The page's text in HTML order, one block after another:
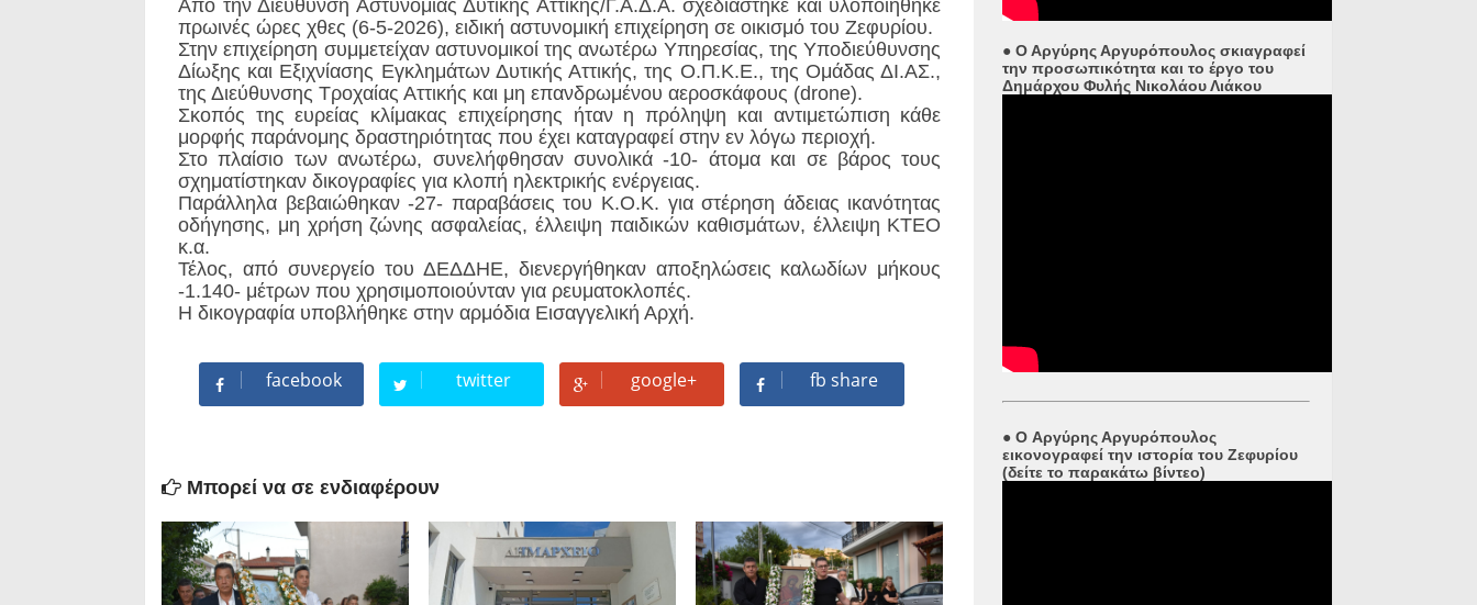
Από την Διεύθυνση Αστυνομίας Δυτικής Αττικής/Γ.Α.Δ.Α. σχεδιάστηκε και υλοποιήθηκε
πρωινές ώρες χθες (6-5-2026), ειδική αστυνομική επιχείρηση σε οικισμό του Ζεφυρίου.
Στην επιχείρηση συμμετείχαν αστυνομικοί της ανωτέρω Υπηρεσίας, της Υποδιεύθυνσης
Δίωξης και Εξιχνίασης Εγκλημάτων Δυτικής Αττικής, της Ο.Π.Κ.Ε., της Ομάδας ΔΙ.ΑΣ.,
της Διεύθυνσης Τροχαίας Αττικής και μη επανδρωμένου αεροσκάφους (drone).
Σκοπός της ευρείας κλίμακας επιχείρησης ήταν η πρόληψη και αντιμετώπιση κάθε
μορφής παράνομης δραστηριότητας που έχει καταγραφεί στην εν λόγω περιοχή.
Στο πλαίσιο των ανωτέρω, συνελήφθησαν συνολικά -10- άτομα και σε βάρος τους
σχηματίστηκαν δικογραφίες για κλοπή ηλεκτρικής ενέργειας.
Παράλληλα βεβαιώθηκαν -27- παραβάσεις του Κ.Ο.Κ. για στέρηση άδειας ικανότητας
οδήγησης, μη χρήση ζώνης ασφαλείας, έλλειψη παιδικών καθισμάτων, έλλειψη ΚΤΕΟ
κ.α.
Τέλος, από συνεργείο του ΔΕΔΔΗΕ, διενεργήθηκαν αποξηλώσεις καλωδίων μήκους
-1.140- μέτρων που χρησιμοποιούνταν για ρευματοκλοπές.
Η δικογραφία υποβλήθηκε στην αρμόδια Εισαγγελική Αρχή.
facebook twitter google+ fb share
Μπορεί να σε ενδιαφέρουν
● Ο Αργύρης Αργυρόπουλος σκιαγραφεί
την προσωπικότητα και το έργο του
Δημάρχου Φυλής Νικολάου Λιάκου
● O Αργύρης Αργυρόπουλος
εικονογραφεί την ιστορία του Ζεφυρίου
(δείτε το παρακάτω βίντεο)